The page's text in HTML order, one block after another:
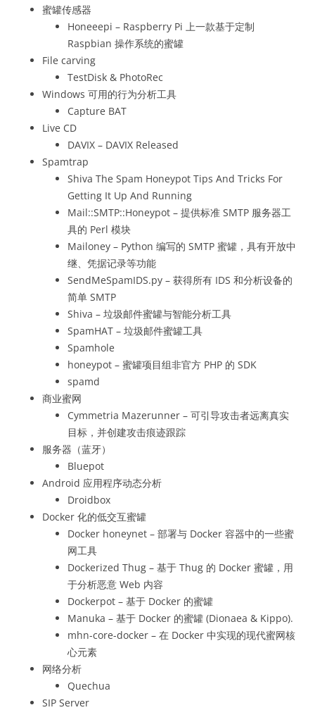
蜜罐传感器
Honeeepi – Raspberry Pi 上一款基于定制
Raspbian 操作系统的蜜罐
File carving
TestDisk & PhotoRec
Windows 可用的行为分析工具
Capture BAT
Live CD
DAVIX – DAVIX Released
Spamtrap
Shiva The Spam Honeypot Tips And Tricks For
Getting It Up And Running
Mail::SMTP::Honeypot – 提供标准 SMTP 服务器工
具的 Perl 模块
Mailoney – Python 编写的 SMTP 蜜罐，具有开放中
继、凭据记录等功能
SendMeSpamIDS.py – 获得所有 IDS 和分析设备的
简单 SMTP
Shiva – 垃圾邮件蜜罐与智能分析工具
SpamHAT – 垃圾邮件蜜罐工具
Spamhole
honeypot – 蜜罐项目组非官方 PHP 的 SDK
spamd
商业蜜网
Cymmetria Mazerunner – 可引导攻击者远离真实
目标，并创建攻击痕迹跟踪
服务器（蓝牙）
Bluepot
Android 应用程序动态分析
Droidbox
Docker 化的低交互蜜罐
Docker honeynet – 部署与 Docker 容器中的一些蜜
网工具
Dockerized Thug – 基于 Thug 的 Docker 蜜罐，用
于分析恶意 Web 内容
Dockerpot – 基于 Docker 的蜜罐
Manuka – 基于 Docker 的蜜罐 (Dionaea & Kippo).
mhn-core-docker – 在 Docker 中实现的现代蜜网核
心元素
网络分析
Quechua
SIP Server